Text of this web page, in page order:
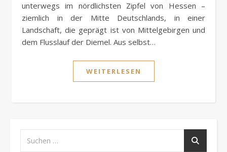
unterwegs im nördlichsten Zipfel von Hessen –
ziemlich in der Mitte Deutschlands, in einer
Landschaft, die geprägt ist von Mittelgebirgen und
dem Flusslauf der Diemel. Aus selbst…
WEITERLESEN